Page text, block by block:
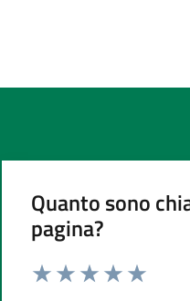
Quanto sono
pagina?